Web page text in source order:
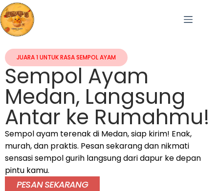
JUARA 1 UNTUK RASA SEMPOL AYAM
Sempol Ayam
Medan, Langsung
Antar ke Rumahmu!
Sempol ayam terenak di Medan, siap kirim! Enak,
murah, dan praktis. Pesan sekarang dan nikmati
sensasi sempol gurih langsung dari dapur ke depan
pintu kamu.
PESAN SEKARANG